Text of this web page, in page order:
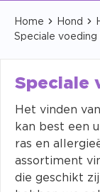
Home Hond
Speciale voeding
Speciale
Het vinden
kan best een
ras en
assortiment
die geschikt